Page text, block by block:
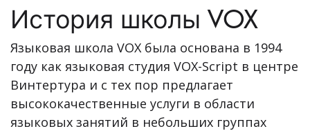
История школы VOX
Языковая школа VOX была основана в 1994
году как языковая студия VOX-Script в центре
Винтертура и с тех пор предлагает
высококачественные услуги в области
языковых занятий в небольших группах